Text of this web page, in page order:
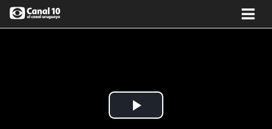
Play